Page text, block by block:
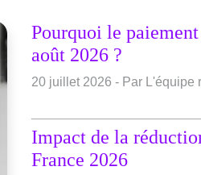
Pourquoi le
août 2026 ?
20 juillet 2026 - Par L'équipe
Impact de la
France 2026